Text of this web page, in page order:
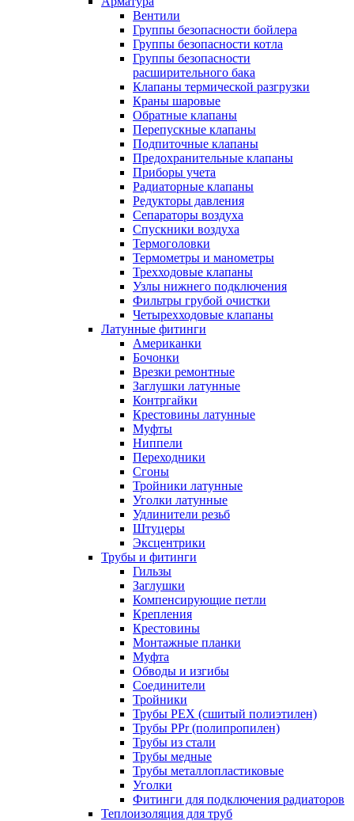
Вентили
Группы безопасности бойлера
Группы безопасности котла
Группы безопасности
расширительного бака
Клапаны термической разгрузки
Краны шаровые
Обратные клапаны
Перепускные клапаны
Подпиточные клапаны
Предохранительные клапаны
Приборы учета
Радиаторные клапаны
Редукторы давления
Сепараторы воздуха
Спускники воздуха
Термоголовки
Термометры и манометры
Трехходовые клапаны
Узлы нижнего подключения
Фильтры грубой очистки
Четырехходовые клапаны
Латунные фитинги
Американки
Бочонки
Врезки ремонтные
Заглушки латунные
Контргайки
Крестовины латунные
Муфты
Ниппели
Переходники
Сгоны
Тройники латунные
Уголки латунные
Удлинители резьб
Штуцеры
Эксцентрики
Трубы и фитинги
Гильзы
Заглушки
Компенсирующие петли
Крепления
Крестовины
Монтажные планки
Муфта
Обводы и изгибы
Соединители
Тройники
Трубы PEX (сшитый полиэтилен)
Трубы PPr (полипропилен)
Трубы из стали
Трубы медные
Трубы металлопластиковые
Уголки
Фитинги для подключения радиаторов
Теплоизоляция для труб